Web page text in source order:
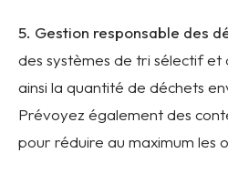
5. Gestion responsable des
des systèmes de tri sélectif
ainsi la quantité de déchets
Prévoyez également des
pour réduire au maximum les